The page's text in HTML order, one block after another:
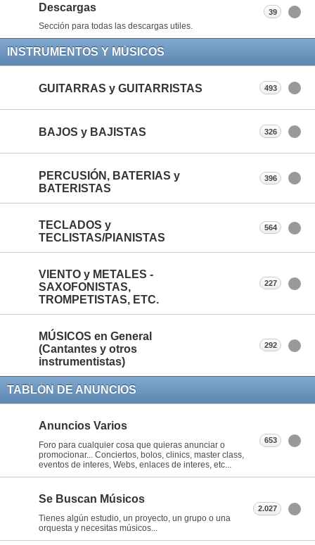
Descargas
Sección para todas las descargas utiles.
39
INSTRUMENTOS Y MÚSICOS
GUITARRAS y GUITARRISTAS 493
BAJOS y BAJISTAS 326
PERCUSIÓN, BATERIAS y
BATERISTAS
396
TECLADOS y
TECLISTAS/PIANISTAS
564
VIENTO y METALES -
SAXOFONISTAS,
TROMPETISTAS, ETC.
227
MÚSICOS en General
(Cantantes y otros
instrumentistas)
292
TABLÓN DE ANUNCIOS
Anuncios Varios
Foro para cualquier cosa que quieras anunciar o
promocionar... Conciertos, bolos, clinics, master class,
eventos de interes, Webs, enlaces de interes, etc...
653
Se Buscan Músicos
Tienes algún estudio, un proyecto, un grupo o una
orquesta y necesitas músicos...
2.027